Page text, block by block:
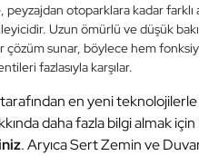
otoparklara kadar farklı
Uzun ömürlü ve düşük
çözüm sunar, böylece hem
fazlasıyla karşılar.
tarafından en yeni
daha fazla bilgi almak
. Aryıca Sert Zemin ve